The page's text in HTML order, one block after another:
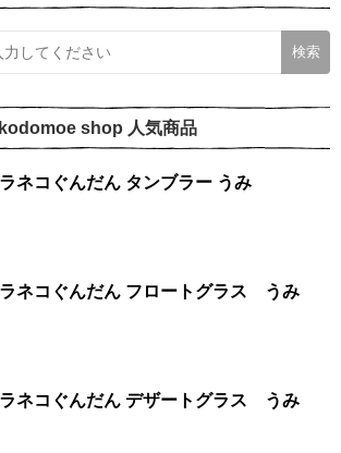
kodomoe shop 人気商品
ノラネコぐんだん タンブラー うみ
ノラネコぐんだん フロートグラス うみ
ノラネコぐんだん デザートグラス うみ